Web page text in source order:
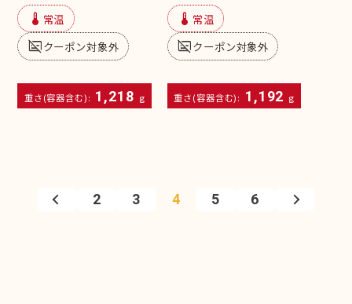
device_thermostat 常温
subtitles_offクーポン対象外
重さ(容器含む): 1,218 g
device_thermostat 常温
subtitles_offクーポン対象外
重さ(容器含む): 1,192 g
2 3 4 5 6